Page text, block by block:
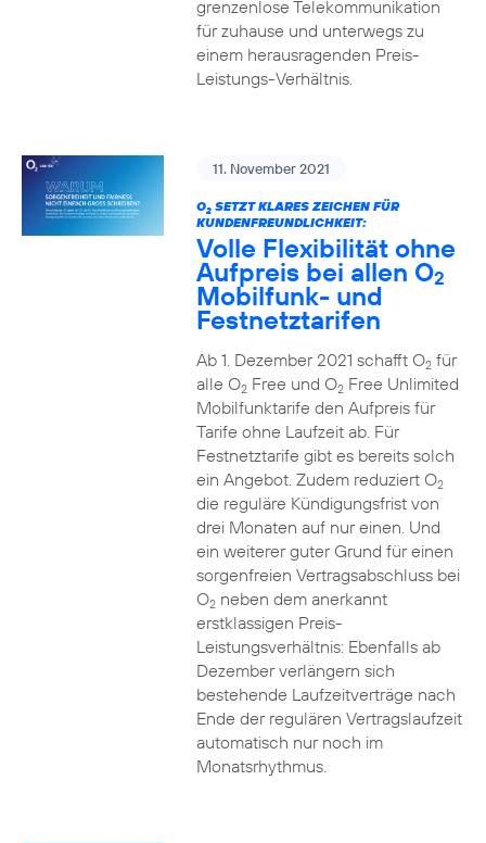
grenzenlose Telekommunikation
für zuhause und unterwegs zu
einem herausragenden Preis-
Leistungs-Verhältnis.
11. November 2021
O2SETZT KLARES ZEICHEN FÜR
KUNDENFREUNDLICHKEIT:
Volle Flexibilität ohne
Aufpreis bei allen O2
Mobilfunk- und
Festnetztarifen
Ab 1. Dezember 2021 schafft O2für
alle O2Free und O2Free Unlimited
Mobilfunktarife den Aufpreis für
Tarife ohne Laufzeit ab. Für
Festnetztarife gibt es bereits solch
ein Angebot. Zudem reduziert O2
die reguläre Kündigungsfrist von
drei Monaten auf nur einen. Und
ein weiterer guter Grund für einen
sorgenfreien Vertragsabschluss bei
O2neben dem anerkannt
erstklassigen Preis-
Leistungsverhältnis: Ebenfalls ab
Dezember verlängern sich
bestehende Laufzeitverträge nach
Ende der regulären Vertragslaufzeit
automatisch nur noch im
Monatsrhythmus.